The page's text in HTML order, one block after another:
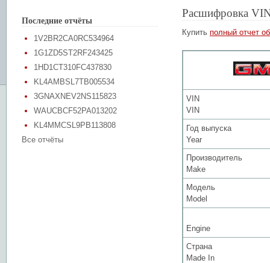
Последние отчёты
1V2BR2CA0RC534964
1G1ZD5ST2RF243425
1HD1CT310FC437830
KL4AMBSL7TB005534
3GNAXNEV2NS115823
WAUCBCF52PA013202
KL4MMCSL9PB113808
Все отчёты
Расшифровка
Купить полный отчет
VIN
VIN
Год выпуска
Year
Производитель
Make
Модель
Model
Engine
Страна
Made In